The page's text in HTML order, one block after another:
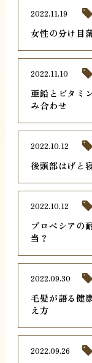
女性の分け目
2022.11.19
亜鉛とビタミ
み合わせ
2022.11.10
後頭部はげと
2022.10.12
プロペシアの
当？
2022.10.12
毛髪が語る健
え方
2022.09.30
2022.09.26